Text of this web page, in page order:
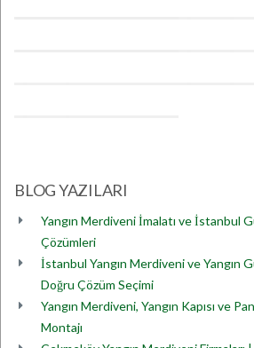
BLOG YAZILARI
Yangın Merdiveni İmalatı ve İstanbul
Çözümleri
İstanbul Yangın Merdiveni ve Yangın
Doğru Çözüm Seçimi
Yangın Merdiveni, Yangın Kapısı ve
Montajı